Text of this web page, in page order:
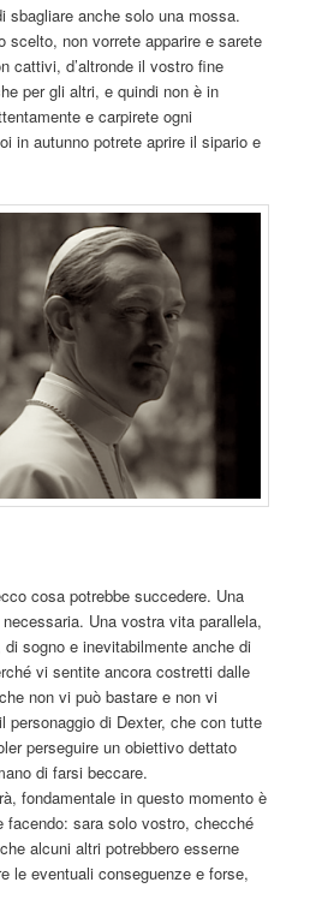
sbagliare anche solo una mossa.
scelto, non vorrete apparire e sarete
cattivi, d’altronde il vostro fine
per gli altri, e quindi non è in
e carpirete ogni
in autunno potrete aprire il sipario e
cosa potrebbe succedere. Una
Una vostra vita parallela,
sogno e inevitabilmente anche di
vi sentite ancora costretti dalle
non vi può bastare e non vi
personaggio di Dexter, che con tutte
perseguire un obiettivo dettato
di farsi beccare.
fondamentale in questo momento è
facendo: sara solo vostro, checché
alcuni altri potrebbero esserne
le eventuali conseguenze e forse,